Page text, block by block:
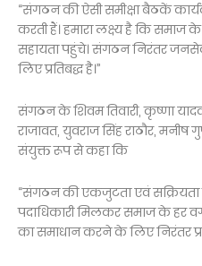
“संगठन की ऐसी समीक्षा बैठकें
करती हैं। हमारा लक्ष्य है कि
सहायता पहुंचे। संगठन निरंतर
लिए प्रतिबद्ध है।”
संगठन के शिवम तिवारी, कृष्णा
राजावत, युवराज सिंह राठौर,
संयुक्त रूप से कहा कि
“संगठन की एकजुटता एवं सक्रियता
पदाधिकारी मिलकर समाज के हर
का समाधान करने के लिए निरंतर